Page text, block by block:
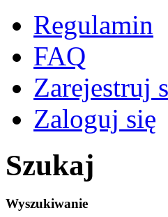
Regulamin
FAQ
Zarejestruj
Zaloguj się
Szukaj
Wyszukiwanie